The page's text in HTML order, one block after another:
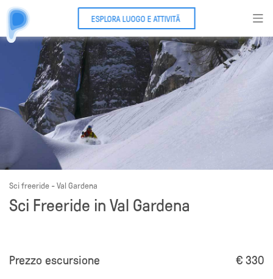
Sci freeride - Val Gardena
Sci Freeride in Val Gardena
Prezzo escursione € 330
ESPLORA LUOGO E ATTIVITÃ